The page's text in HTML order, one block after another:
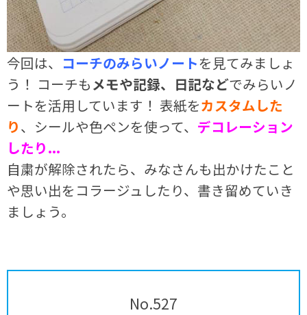
今回は、 コーチのみらいノートを見てみましょ
う！ コーチもメモや記録、日記などでみらいノ
ートを活用しています！ 表紙をカスタムした
り、シールや色ペンを使って、 デコレーション
したり...
自粛が解除されたら、みなさんも出かけたこと
や思い出をコラージュしたり、書き留めていき
ましょう。
No.527